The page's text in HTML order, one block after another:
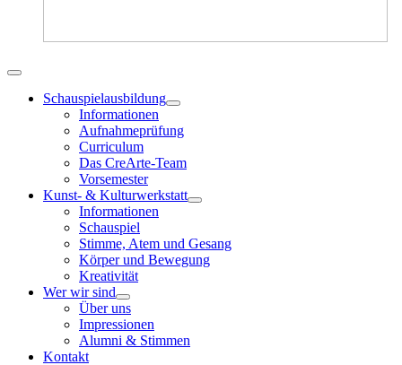
Schauspielausbildung
Informationen
Aufnahmeprüfung
Curriculum
Das CreArte-Team
Vorsemester
Kunst- & Kulturwerkstatt
Informationen
Schauspiel
Stimme, Atem und Gesang
Körper und Bewegung
Kreativität
Wer wir sind
Über uns
Impressionen
Alumni & Stimmen
Kontakt